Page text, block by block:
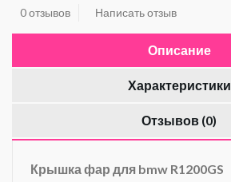
0 отзывов Написать отзыв
Описание
Характеристики
Отзывов (0)
Крышка фар для bmw R1200GS